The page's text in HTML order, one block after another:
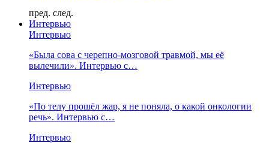
пред. след.
Интервью
Интервью
«Была сова с черепно-мозговой травмой, мы её
вылечили». Интервью с…
Интервью
«По телу прошёл жар, я не поняла, о какой онкологии
речь». Интервью с…
Интервью